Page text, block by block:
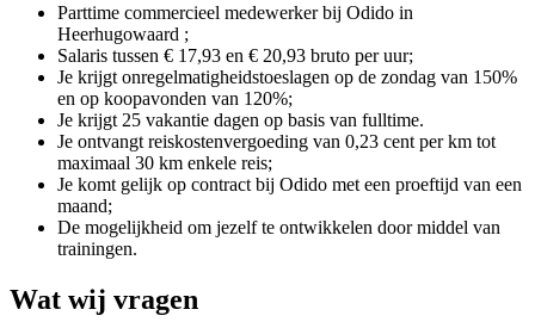
Parttime commercieel medewerker bij Odido in
Heerhugowaard ;
Salaris tussen € 17,93 en € 20,93 bruto per uur;
Je krijgt onregelmatigheidstoeslagen op de zondag van 150%
en op koopavonden van 120%;
Je krijgt 25 vakantie dagen op basis van fulltime.
Je ontvangt reiskostenvergoeding van 0,23 cent per km tot
maximaal 30 km enkele reis;
Je komt gelijk op contract bij Odido met een proeftijd van een
maand;
De mogelijkheid om jezelf te ontwikkelen door middel van
trainingen.
Wat wij vragen